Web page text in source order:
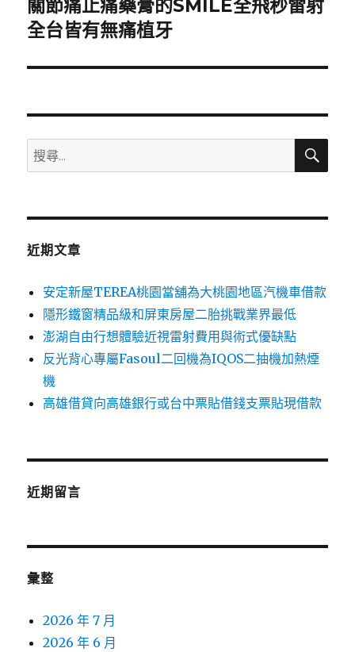
下
一
文
關節痛止痛藥膏的SMILE全飛秒雷射
全台皆有無痛植牙
搜
尋
鍵
搜
近期文章
安定新屋TEREA桃園當舖為大桃園地區汽機車借款
隱形鐵窗精品級和屏東房屋二胎挑戰業界最低
澎湖自由行想體驗近視雷射費用與術式優缺點
反光背心專屬Fasoul二回機為IQOS二抽機加熱煙
機
高雄借貸向高雄銀行或台中票貼借錢支票貼現借款
近期留言
彙整
2026 年 7 月
2026 年 6 月